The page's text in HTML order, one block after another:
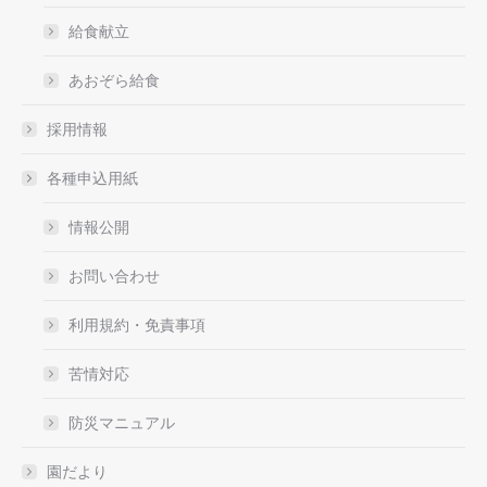
給食献立
あおぞら給食
採用情報
各種申込用紙
情報公開
お問い合わせ
利用規約・免責事項
苦情対応
防災マニュアル
園だより